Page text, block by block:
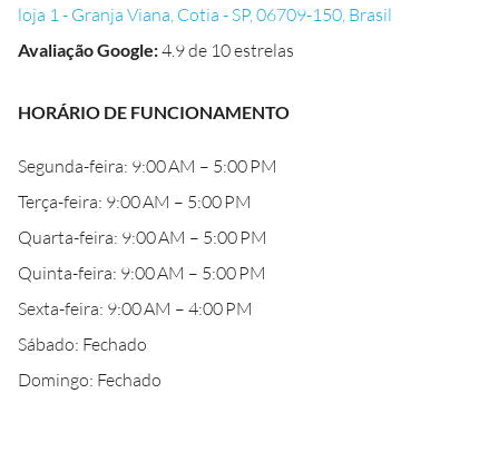
loja 1 - Granja Viana, Cotia - SP, 06709-150, Brasil
Avaliação Google:4.9 de 10 estrelas
HORÁRIO DE FUNCIONAMENTO
Segunda-feira: 9:00 AM – 5:00 PM
Terça-feira: 9:00 AM – 5:00 PM
Quarta-feira: 9:00 AM – 5:00 PM
Quinta-feira: 9:00 AM – 5:00 PM
Sexta-feira: 9:00 AM – 4:00 PM
Sábado: Fechado
Domingo: Fechado